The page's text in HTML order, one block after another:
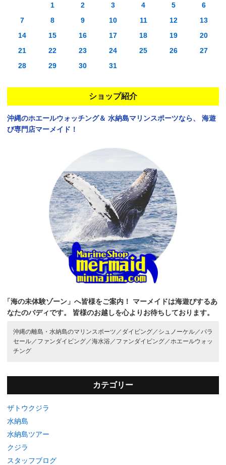
1
2 3 4 5
6
7
8 9 10 11 12
13
14
15 16 17 18 19
20
21
22 23 24 25 26
27
28
29 30 31
ショップ紹介
沖縄のホエールウォッチング＆ 水納島マリンスポーツなら、
海遊
び専門店マーメイド！
「海の未体験ゾーン」へ皆様をご案内！
マーメイドは海遊びするあ
なたのバディです。
皆様のお越しを心よりお待ちしております。
沖縄の離島・水納島のマリンスポーツ／ ダイビング／ シュノーケル／ パラ
セール／ ファンダイビング／海水浴／ ファンダイビング／ ホエールウォッ
チング
カテゴリー
ザトウクジラ
水納島
水納島ツアー
クジラ
スタッフブログ